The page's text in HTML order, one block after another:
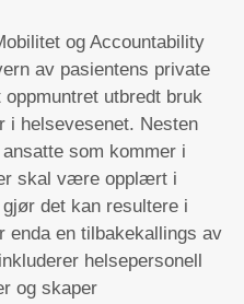
og Accountability
av pasientens private
utbredt bruk
i helsevesenet. Nesten
som kommer i
skal være opplært i
det kan resultere i
enda en tilbakekallings av
helsepersonell
og skaper